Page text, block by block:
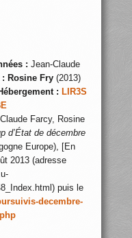
: Jean-Claude
: Rosine Fry(2013)
: LIR3S
Farcy, Rosine
d’État de décembre
Europe), [En
2013 (adresse
puis le
decembre-